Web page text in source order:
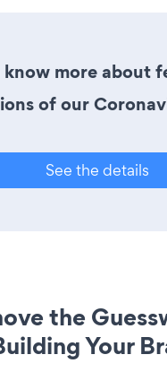
more about
of our
See the details
the
Your